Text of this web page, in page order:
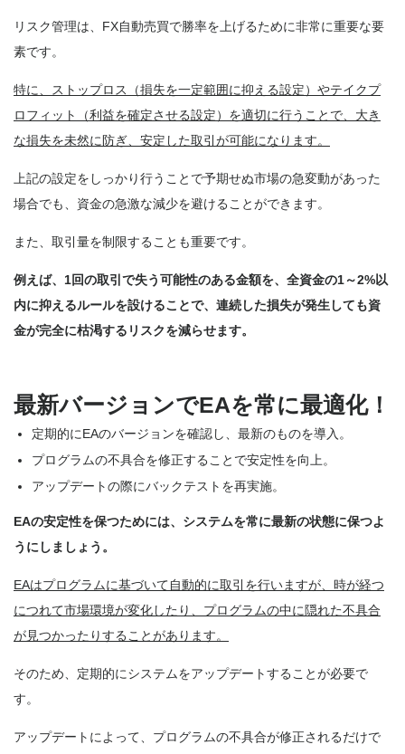
リスク管理は、FX自動売買で勝率を上げるために非常に重要な要
素です。
特に、ストップロス（損失を一定範囲に抑える設定）やテイクプ
ロフィット（利益を確定させる設定）を適切に行うことで、大き
な損失を未然に防ぎ、安定した取引が可能になります。
上記の設定をしっかり行うことで予期せぬ市場の急変動があった
場合でも、資金の急激な減少を避けることができます。
また、取引量を制限することも重要です。
例えば、1回の取引で失う可能性のある金額を、全資金の1～2%以
内に抑えるルールを設けることで、連続した損失が発生しても資
金が完全に枯渇するリスクを減らせます。
最新バージョンでEAを常に最適化！
定期的にEAのバージョンを確認し、最新のものを導入。
プログラムの不具合を修正することで安定性を向上。
アップデートの際にバックテストを再実施。
EAの安定性を保つためには、システムを常に最新の状態に保つよ
うにしましょう。
EAはプログラムに基づいて自動的に取引を行いますが、時が経つ
につれて市場環境が変化したり、プログラムの中に隠れた不具合
が見つかったりすることがあります。
そのため、定期的にシステムをアップデートすることが必要で
す。
アップデートによって、プログラムの不具合が修正されるだけで